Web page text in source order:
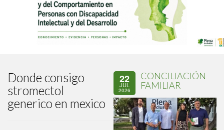
Donde consigo
stromectol
generico en mexico
22
JUL
2026
CONCILIACIÓN
FAMILIAR